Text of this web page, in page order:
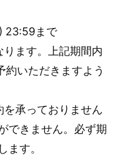
23:59まで
ます。上記期間内
いただきますよう
承っておりません
できません。必ず期
ます。